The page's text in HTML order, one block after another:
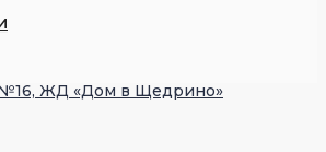
№16, ЖД «Дом в Щедрино»